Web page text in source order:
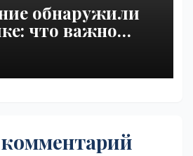
обнаружили
что важно
сразу |